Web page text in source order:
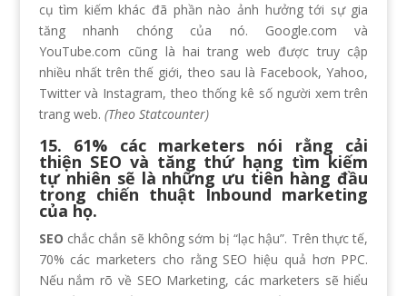
cụ tìm kiếm khác đã phần nào ảnh hưởng tới sự gia
tăng nhanh chóng của nó. Google.com và
YouTube.com cũng là hai trang web được truy cập
nhiều nhất trên thế giới, theo sau là Facebook, Yahoo,
Twitter và Instagram, theo thống kê số người xem trên
trang web. (Theo Statcounter)
15. 61% các marketers nói rằng cải
thiện SEO và tăng thứ hạng tìm kiếm
tự nhiên sẽ là những ưu tiên hàng đầu
trong chiến thuật Inbound marketing
của họ.
SEO chắc chắn sẽ không sớm bị “lạc hậu”. Trên thực tế,
70% các marketers cho rằng SEO hiệu quả hơn PPC.
Nếu nắm rõ về SEO Marketing, các marketers sẽ hiểu